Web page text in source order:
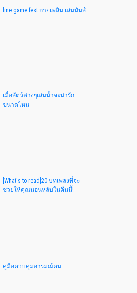
line game fest ถ่ายเพลิน เล่นมันส์
เมื่อสัตว์ต่างๆเล่นน้ำจะน่ารัก
ขนาดไหน
[What's to read]20 บทเพลงที่จะ
ช่วยให้คุณนอนหลับในคืนนี้!
คู่มือควบคุมอารมณ์คน